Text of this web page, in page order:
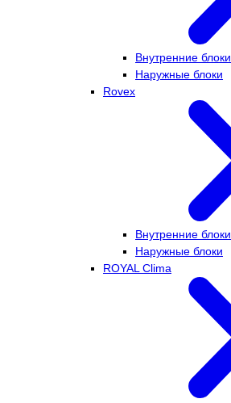
Внутренние блоки
Наружные блоки
Rovex
Внутренние блоки
Наружные блоки
ROYAL Clima